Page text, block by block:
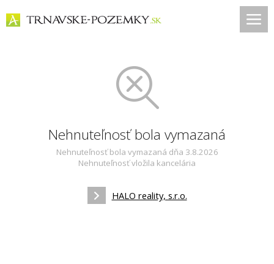
Nehnuteľnosť bola vymazaná
Nehnuteľnosť bola vymazaná dňa 3.8.2026
Nehnuteľnosť vložila kancelária
HALO reality, s.r.o.